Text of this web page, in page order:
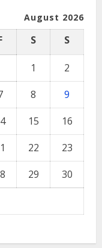
August 2026
S S
1
2
8
9
15
16
22
23
29
30